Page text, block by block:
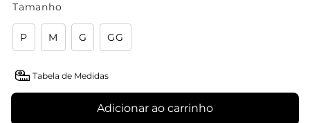
Tamanho
P M G GG
Tabela de Medidas
Adicionar ao carrinho